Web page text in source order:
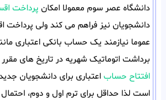
دانشگاه عصر سوم معمولا امکان پرداخت
دانشجویان نیز فراهم می کند ولی پرداخت
عموما نیازمند یک حساب بانکی اعتباری
برداشت اتوماتیک شهریه در تاریخ های
افتتاح حساب اعتباری برای دانشجویان
است لذا حداقل برای ترم اول و دوم،